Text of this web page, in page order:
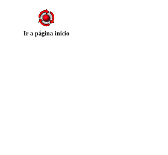
Ir a página inicio